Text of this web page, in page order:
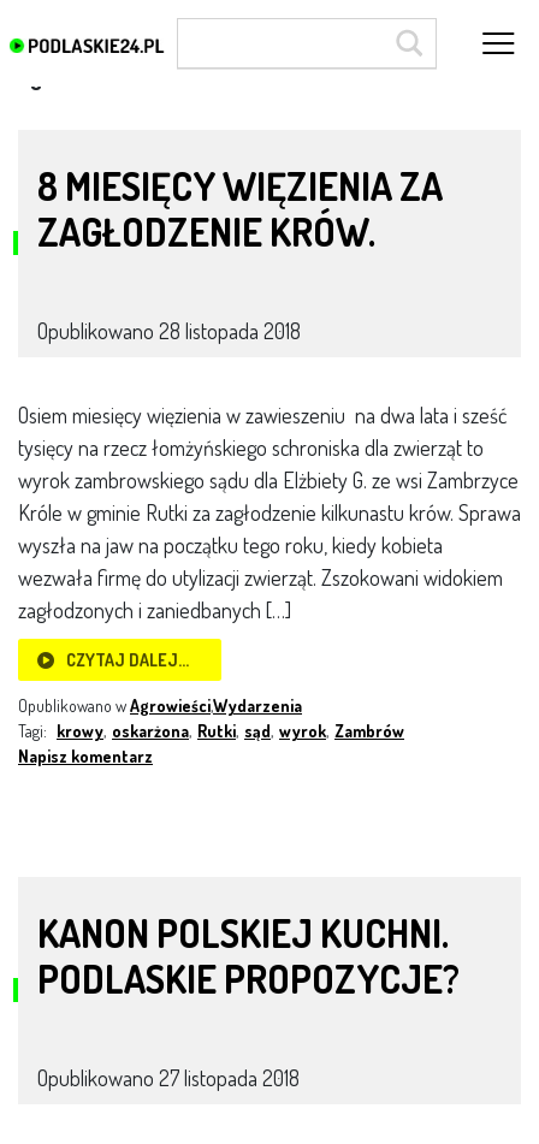
8 MIESIĘCY WIĘZIENIA ZA
ZAGŁODZENIE KRÓW.
Opublikowano 28 listopada 2018
Osiem miesięcy więzienia w zawieszeniu na dwa lata i sześć
tysięcy na rzecz łomżyńskiego schroniska dla zwierząt to
wyrok zambrowskiego sądu dla Elżbiety G. ze wsi Zambrzyce
Króle w gminie Rutki za zagłodzenie kilkunastu krów. Sprawa
wyszła na jaw na początku tego roku, kiedy kobieta
wezwała firmę do utylizacji zwierząt. Zszokowani widokiem
zagłodzonych i zaniedbanych […]
CZYTAJ DALEJ…
Opublikowano wAgrowieści,Wydarzenia
Tagi: krowy, oskarżona, Rutki, sąd, wyrok, Zambrów
Napisz komentarz
KANON POLSKIEJ KUCHNI.
PODLASKIE PROPOZYCJE?
Opublikowano 27 listopada 2018